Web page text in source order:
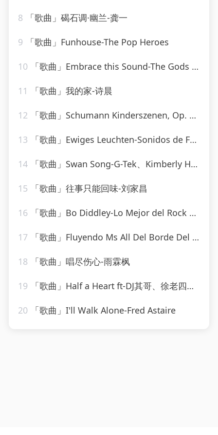
8 「歌曲」碣石调·幽兰-龚一
9 「歌曲」Funhouse-The Pop Heroes
10 「歌曲」Embrace this Sound-The Gods Gifted
11 「歌曲」我的家-诗晨
12 「歌曲」Schumann Kinderszenen, Op. 15 8. Am Kamin-Paul Badura-Skoda
13 「歌曲」Ewiges Leuchten-Sonidos de Fuego、Entspannungsmusik、Spa Channel
14 「歌曲」Swan Song-G-Tek、Kimberly Hale
15 「歌曲」往事只能回味-刘家昌
16 「歌曲」Bo Diddley-Lo Mejor del Rock de los 50
17 「歌曲」Fluyendo Ms All Del Borde Del Saber
18 「歌曲」唱尽伤心-雨霖枫
19 「歌曲」Half a Heart ft-DJ其哥、徐老四、DJ小川、高士其
20 「歌曲」I'll Walk Alone-Fred Astaire